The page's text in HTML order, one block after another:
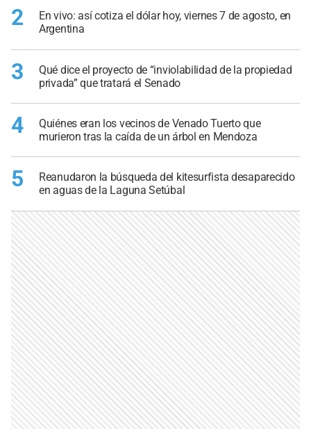
2
En vivo: así cotiza el dólar hoy, viernes 7 de agosto, en
Argentina
3
Qué dice el proyecto de “inviolabilidad de la propiedad
privada” que tratará el Senado
4
Quiénes eran los vecinos de Venado Tuerto que
murieron tras la caída de un árbol en Mendoza
5
Reanudaron la búsqueda del kitesurfista desaparecido
en aguas de la Laguna Setúbal